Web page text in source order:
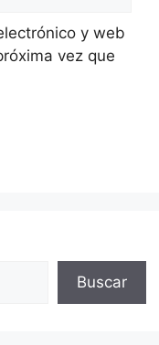
y web
vez que
Buscar